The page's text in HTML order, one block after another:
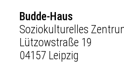
Budde-Haus
Soziokulturelles
Lützowstraße 19
04157 Leipzig